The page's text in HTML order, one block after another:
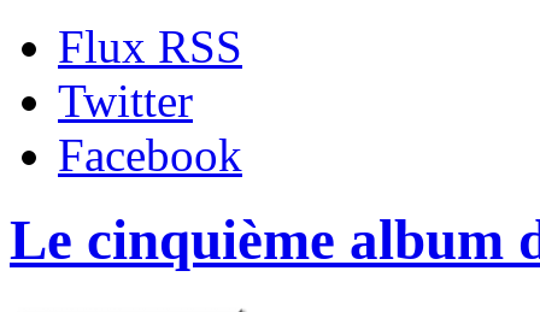
Flux RSS
Twitter
Facebook
Le cinquième album